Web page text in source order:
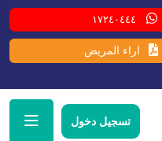
١٧٢٤٠٤٤٤
اراء المريض
تسجيل دخول